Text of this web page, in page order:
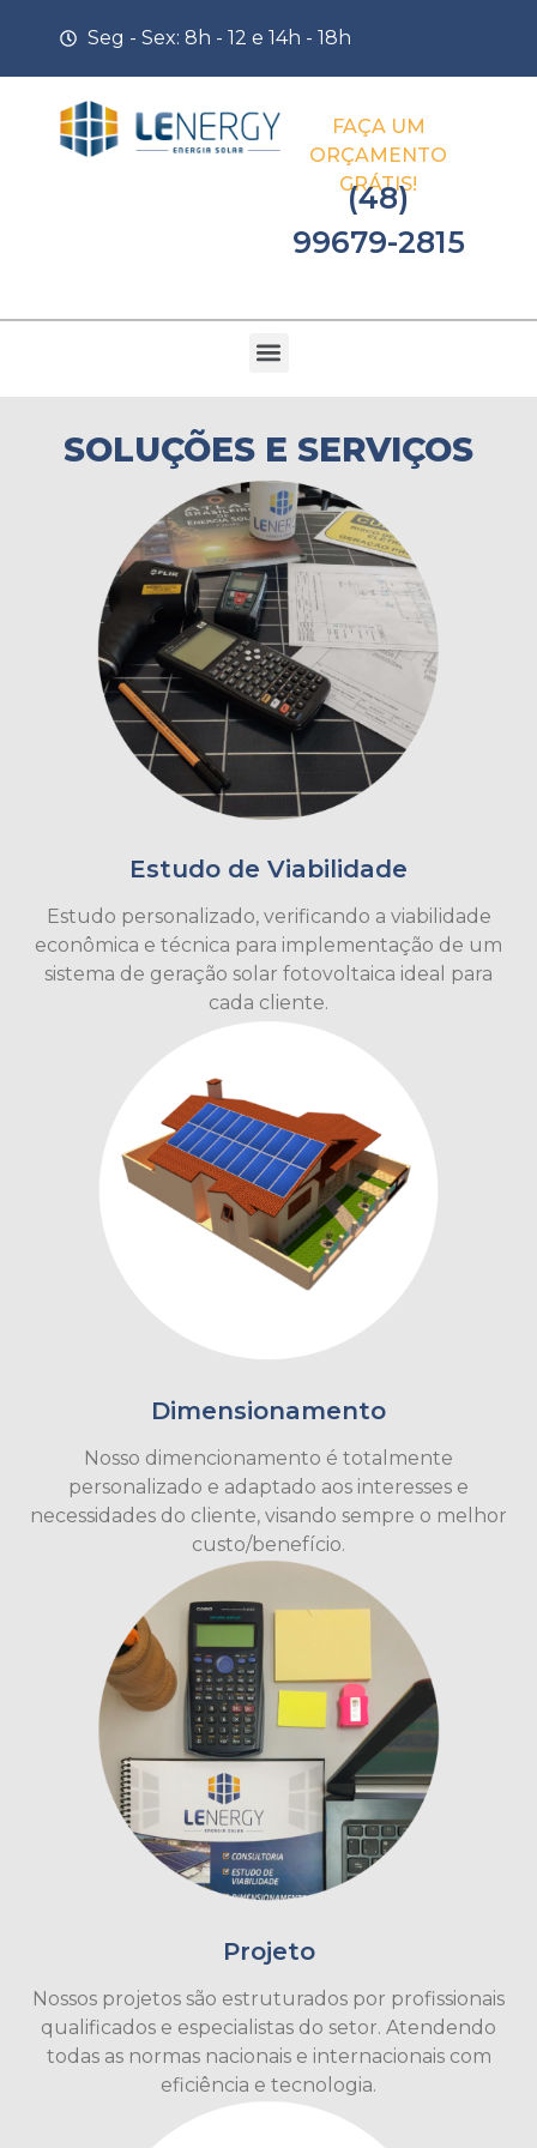
Seg - Sex: 8h - 12 e 14h - 18h
FAÇA UM
ORÇAMENTO
GRÁTIS!
(48)
99679-2815
SOLUÇÕES E SERVIÇOS
Estudo de Viabilidade
Estudo personalizado, verificando a viabilidade
econômica e técnica para implementação de um
sistema de geração solar fotovoltaica ideal para
cada cliente.
Dimensionamento
Nosso dimencionamento é totalmente
personalizado e adaptado aos interesses e
necessidades do cliente, visando sempre o melhor
custo/benefício.
Projeto
Nossos projetos são estruturados por profissionais
qualificados e especialistas do setor. Atendendo
todas as normas nacionais e internacionais com
eficiência e tecnologia.